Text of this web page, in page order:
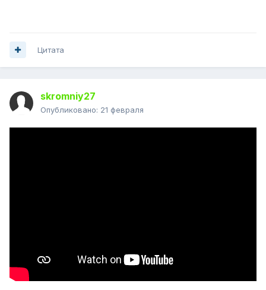
Цитата
skromniy27
Опубликовано: 21 февраля